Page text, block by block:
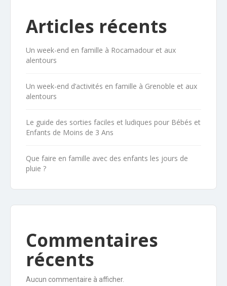
Articles récents
Un week-end en famille à Rocamadour et aux
alentours
Un week-end d’activités en famille à Grenoble et aux
alentours
Le guide des sorties faciles et ludiques pour Bébés et
Enfants de Moins de 3 Ans
Que faire en famille avec des enfants les jours de
pluie ?
Commentaires
récents
Aucun commentaire à afficher.